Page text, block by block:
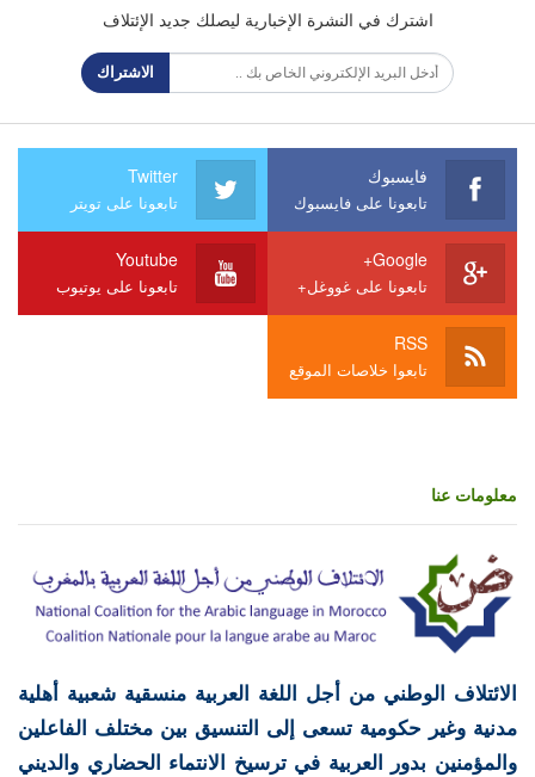
اشترك في النشرة الإخبارية ليصلك جديد الإئتلاف
الاشتراك
فايسبوك
تابعونا على فايسبوك
Twitter
تابعونا على تويتر
Google+
تابعونا على غووغل+
Youtube
تابعونا على يوتيوب
RSS
تابعوا خلاصات الموقع
معلومات عنا
الائتلاف الوطني من أجل اللغة العربية منسقية شعبية أهلية
مدنية وغير حكومية تسعى إلى التنسيق بين مختلف الفاعلين
والمؤمنين بدور العربية في ترسيخ الانتماء الحضاري والديني